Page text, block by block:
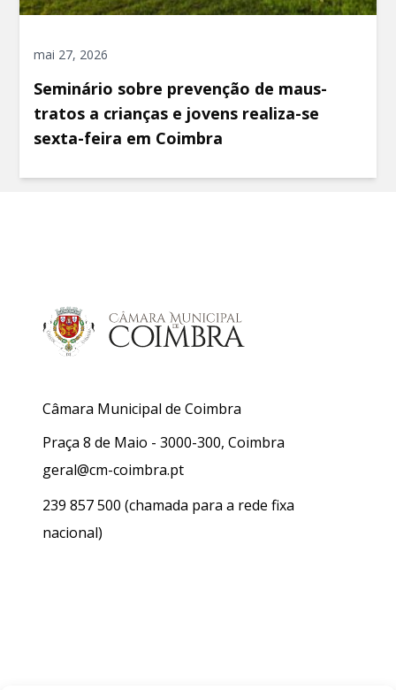
mai 27, 2026
Seminário sobre prevenção de maus-
tratos a crianças e jovens realiza-se
sexta-feira em Coimbra
Câmara Municipal de Coimbra
Praça 8 de Maio - 3000-300, Coimbra
geral@cm-coimbra.pt
239 857 500 (chamada para a rede fixa
nacional)